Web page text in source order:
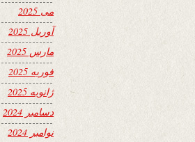
می 2025
آوریل 2025
مارس 2025
فوریه 2025
ژانویه 2025
دسامبر 2024
نوامبر 2024